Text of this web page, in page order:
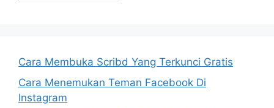
Cara Membuka Scribd Yang Terkunci Gratis
Cara Menemukan Teman Facebook Di
Instagram